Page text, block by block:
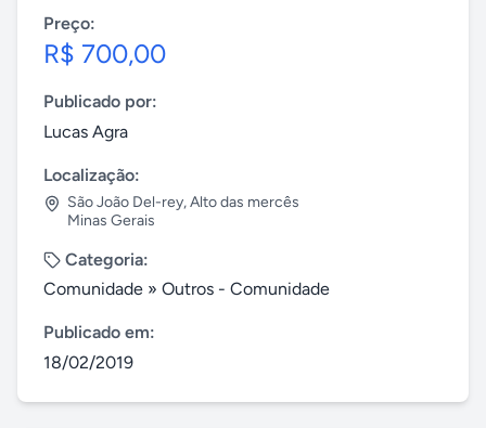
Preço:
R$ 700,00
Publicado por:
Lucas Agra
Localização:
São João Del-rey,Alto das mercês
Minas Gerais
Categoria:
Comunidade » Outros - Comunidade
Publicado em:
18/02/2019